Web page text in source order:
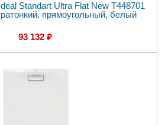
Standart Ultra Flat New T448701
прямоугольный, белый
93 132 ₽